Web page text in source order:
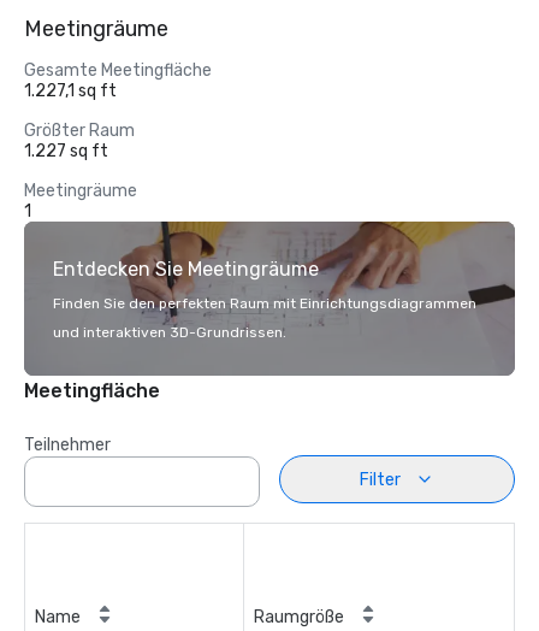
Meetingräume
Gesamte Meetingfläche
1.227,1 sq ft
Größter Raum
1.227 sq ft
Meetingräume
1
Entdecken Sie Meetingräume
Finden Sie den perfekten Raum mit Einrichtungsdiagrammen
und interaktiven 3D-Grundrissen.
Meetingfläche
Teilnehmer
Filter
Name Raumgröße